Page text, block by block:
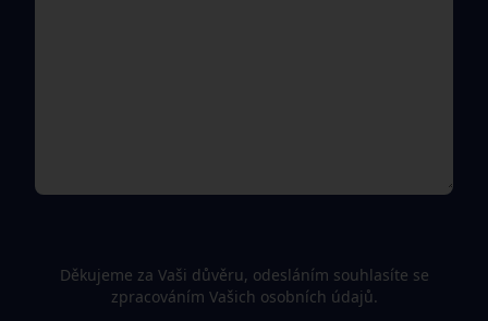
Děkujeme za Vaši důvěru, odesláním souhlasíte se
zpracováním Vašich osobních údajů.